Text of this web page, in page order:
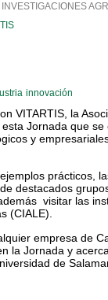
innovación
VITARTIS, la
Jornada que se
y
prácticos,
destacados
visitar las
(CIALE).
empresa de
la Jornada y
de